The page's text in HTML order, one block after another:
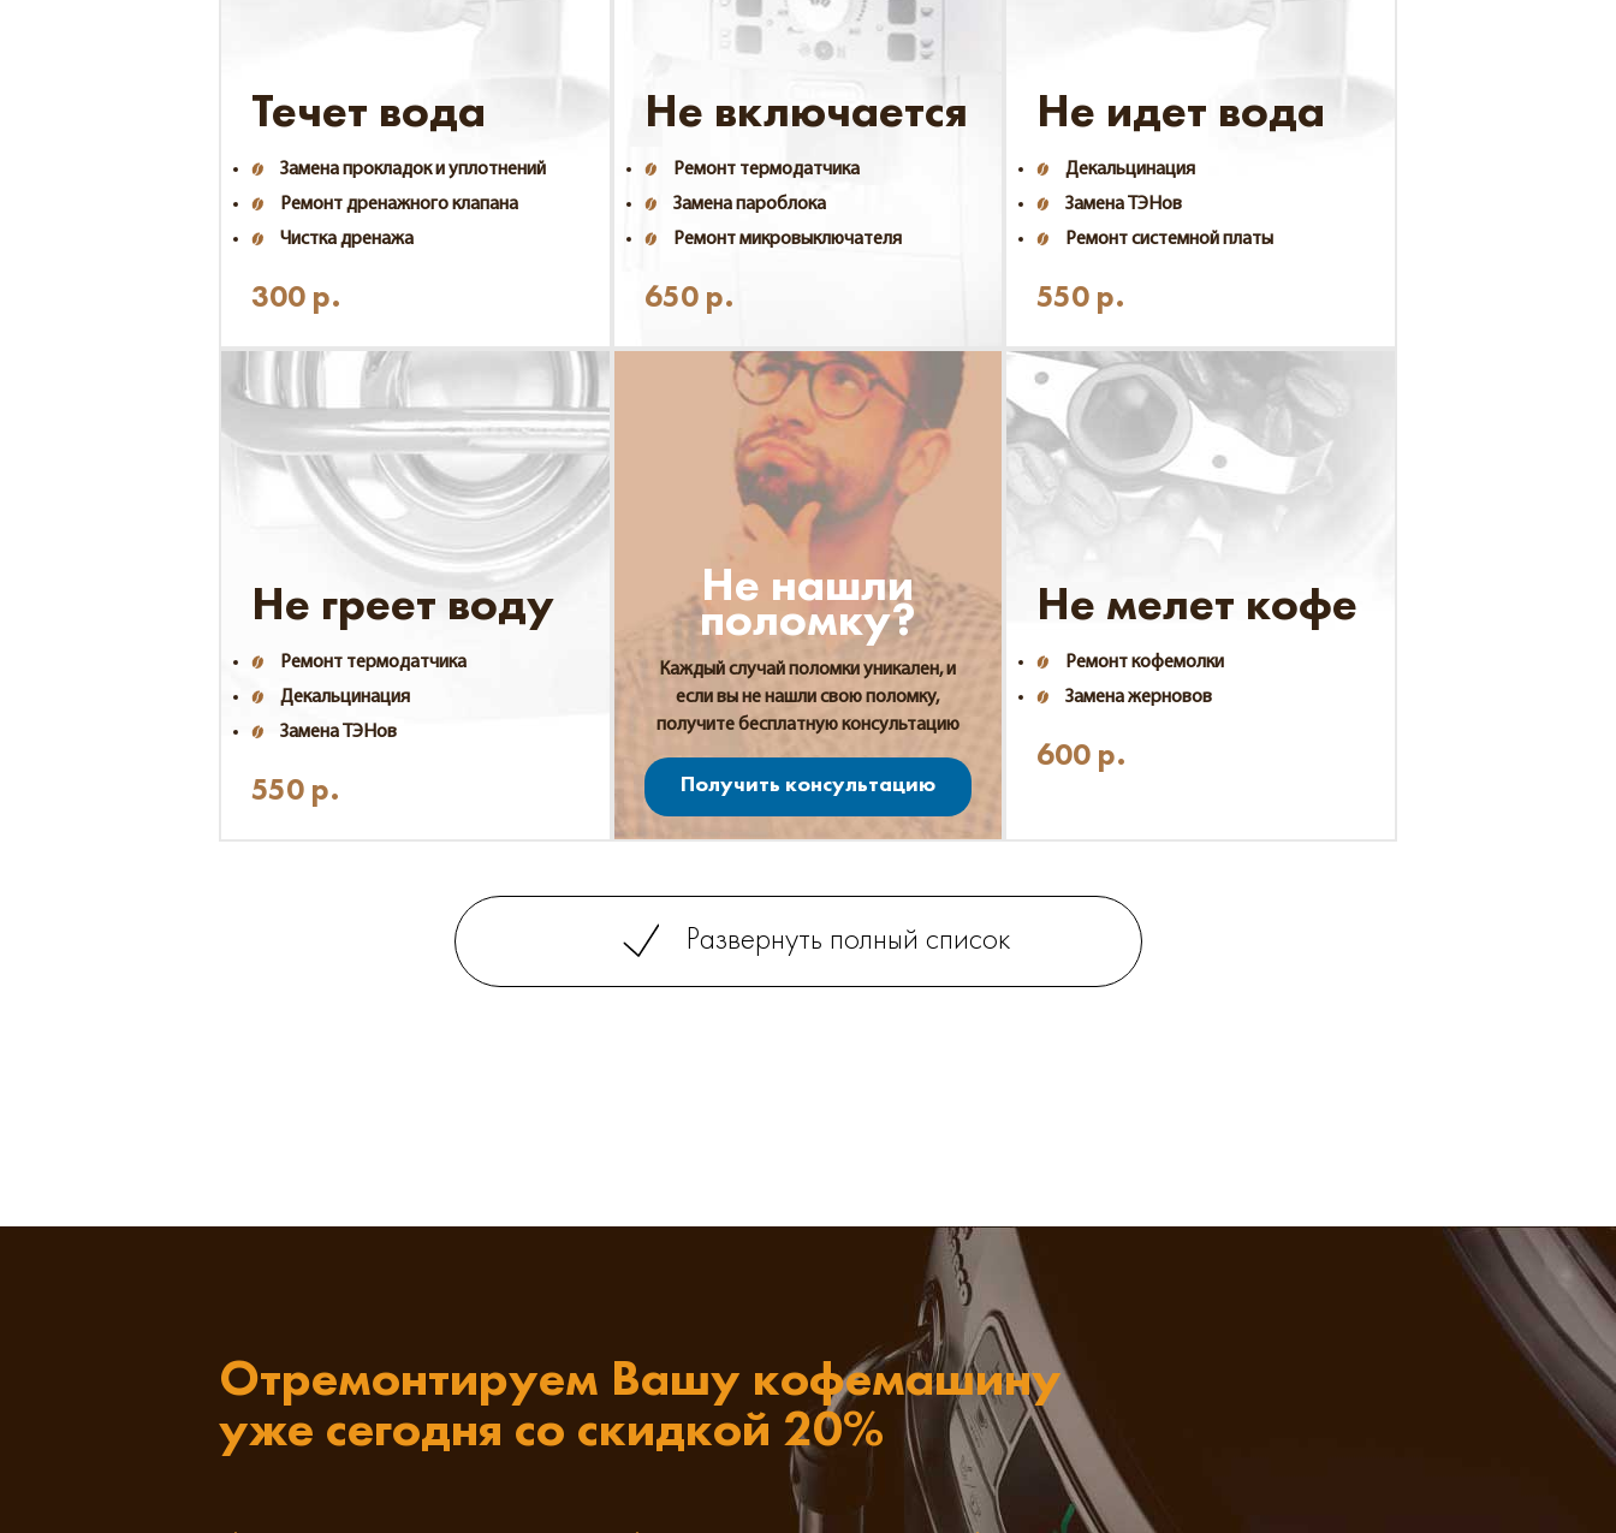
Течет вода
Замена прокладок и уплотнений
Ремонт дренажного клапана
Чистка дренажа
300 р.
Не включается
Ремонт термодатчика
Замена пароблока
Ремонт микровыключателя
650р.
Не идет вода
Декальцинация
Замена ТЭНов
Ремонт системной платы
550 р.
Не греет воду
Ремонт термодатчика
Декальцинация
Замена ТЭНов
550 р.
Не нашли
поломку?
Каждый случай поломки уникален, и
если вы не нашли свою поломку,
получите бесплатную консультацию
Получить консультацию
Не мелет кофе
Ремонт кофемолки
Замена жерновов
600 р.
Развернуть полный список
Отремонтируем Вашу кофемашину
уже сегодня со скидкой 20%